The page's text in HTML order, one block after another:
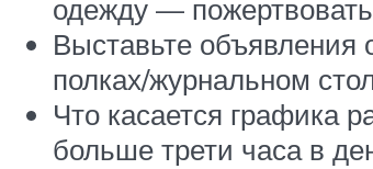
одежду —
Выставьте объявления
полках/журнальном
Что касается графика
больше трети часа в